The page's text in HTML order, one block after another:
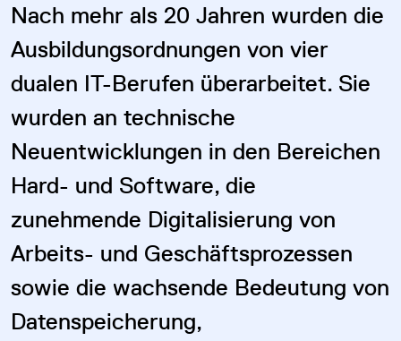
Nach mehr als 20 Jahren wurden die
Ausbildungsordnungen von vier
dualen IT-Berufen überarbeitet. Sie
wurden an technische
Neuentwicklungen in den Bereichen
Hard- und Software, die
zunehmende Digitalisierung von
Arbeits- und Geschäftsprozessen
sowie die wachsende Bedeutung von
Datenspeicherung,